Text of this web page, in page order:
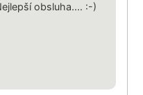
obsluha.... :-)